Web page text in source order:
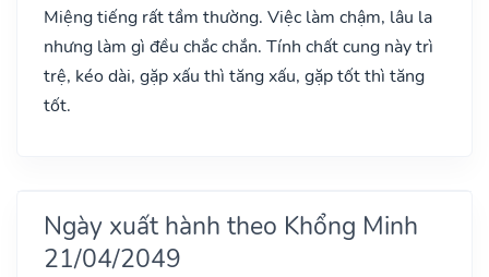
Miệng tiếng rất tầm thường. Việc làm chậm, lâu la
nhưng làm gì đều chắc chắn. Tính chất cung này trì
trệ, kéo dài, gặp xấu thì tăng xấu, gặp tốt thì tăng
tốt.
Ngày xuất hành theo Khổng Minh
21/04/2049